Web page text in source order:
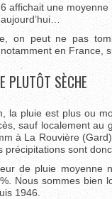
affichait une
on peut ne pas
en France,
PLUTÔT SÈCHE
la pluie est plus ou
sauf localement
à La Rouvière
précipitations sont
de pluie
Nous sommes bien
1946.